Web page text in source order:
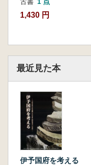
1,430 円
最近見た本
伊予国府を考える